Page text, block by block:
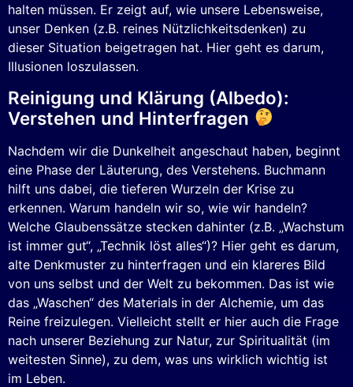
halten müssen. Er zeigt auf, wie unsere Lebensweise,
unser Denken (z.B. reines Nützlichkeitsdenken) zu
dieser Situation beigetragen hat. Hier geht es darum,
Illusionen loszulassen.
Reinigung und Klärung (Albedo):
Verstehen und Hinterfragen
Nachdem wir die Dunkelheit angeschaut haben, beginnt
eine Phase der Läuterung, des Verstehens. Buchmann
hilft uns dabei, die tieferen Wurzeln der Krise zu
erkennen. Warum handeln wir so, wie wir handeln?
Welche Glaubenssätze stecken dahinter (z.B. „Wachstum
ist immer gut“, „Technik löst alles“)? Hier geht es darum,
alte Denkmuster zu hinterfragen und ein klareres Bild
von uns selbst und der Welt zu bekommen. Das ist wie
das „Waschen“ des Materials in der Alchemie, um das
Reine freizulegen. Vielleicht stellt er hier auch die Frage
nach unserer Beziehung zur Natur, zur Spiritualität (im
weitesten Sinne), zu dem, was uns wirklich wichtig ist
im Leben.